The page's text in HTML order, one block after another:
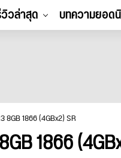
วล่าสุด บทความยอด
8GB 1866 (4GBx2) SR
1866